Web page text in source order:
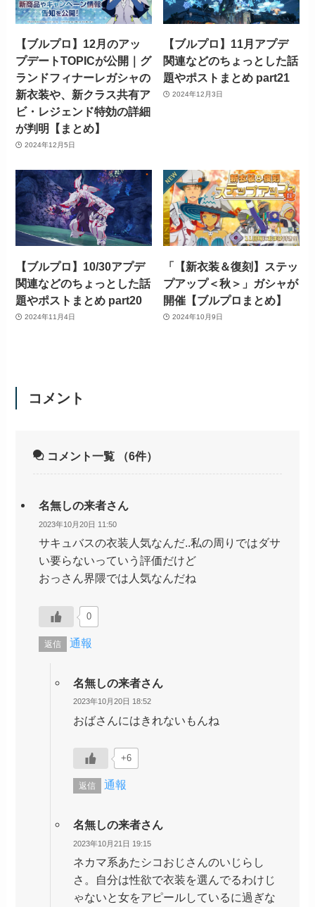
【ブルプロ】12月のアッ
プデートTOPICが公開｜グ
ランドフィナーレガシャの
新衣装や、新クラス共有ア
ビ・レジェンド特効の詳細
が判明【まとめ】
2024年12月5日
【ブルプロ】11月アプデ
関連などのちょっとした話
題やポストまとめ part21
2024年12月3日
【ブルプロ】10/30アプデ
関連などのちょっとした話
題やポストまとめ part20
2024年11月4日
「【新衣装＆復刻】ステッ
プアップ＜秋＞」ガシャが
開催【ブルプロまとめ】
2024年10月9日
コメント
コメント一覧 （6件）
名無しの来者さん
2023年10月20日 11:50
サキュバスの衣装人気なんだ..私の周りではダサ
い要らないっていう評価だけど
おっさん界隈では人気なんだね
0
返信 通報
名無しの来者さん
2023年10月20日 18:52
おばさんにはきれないもんね
+6
返信 通報
名無しの来者さん
2023年10月21日 19:15
ネカマ系あたシコおじさんのいじらし
さ。自分は性欲で衣装を選んでるわけじ
ゃないと女をアピールしているに過ぎな